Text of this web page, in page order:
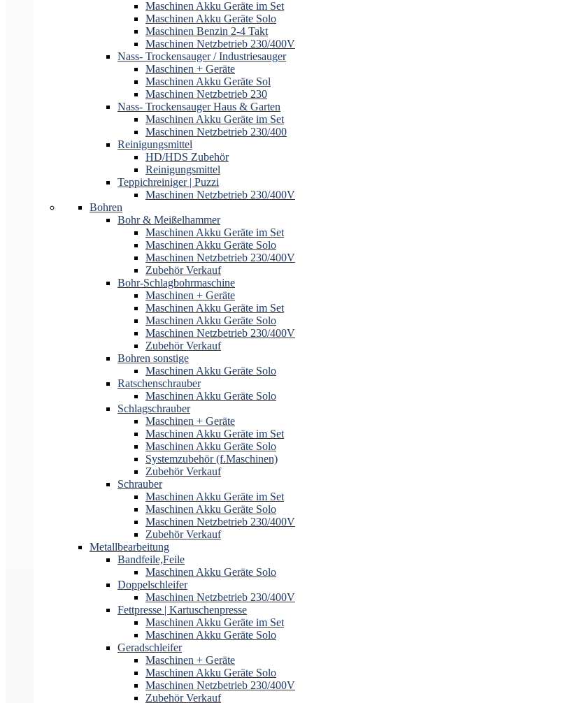
Maschinen Akku Geräte im Set
Maschinen Akku Geräte Solo
Maschinen Benzin 2-4 Takt
Maschinen Netzbetrieb 230/400V
Nass- Trockensauger / Industriesauger
Maschinen + Geräte
Maschinen Akku Geräte Sol
Maschinen Netzbetrieb 230
Nass- Trockensauger Haus & Garten
Maschinen Akku Geräte im Set
Maschinen Netzbetrieb 230/400
Reinigungsmittel
HD/HDS Zubehör
Reinigungsmittel
Teppichreiniger | Puzzi
Maschinen Netzbetrieb 230/400V
Bohren
Bohr & Meißelhammer
Maschinen Akku Geräte im Set
Maschinen Akku Geräte Solo
Maschinen Netzbetrieb 230/400V
Zubehör Verkauf
Bohr-Schlagbohrmaschine
Maschinen + Geräte
Maschinen Akku Geräte im Set
Maschinen Akku Geräte Solo
Maschinen Netzbetrieb 230/400V
Zubehör Verkauf
Bohren sonstige
Maschinen Akku Geräte Solo
Ratschenschrauber
Maschinen Akku Geräte Solo
Schlagschrauber
Maschinen + Geräte
Maschinen Akku Geräte im Set
Maschinen Akku Geräte Solo
Systemzubehör (f.Maschinen)
Zubehör Verkauf
Schrauber
Maschinen Akku Geräte im Set
Maschinen Akku Geräte Solo
Maschinen Netzbetrieb 230/400V
Zubehör Verkauf
Metallbearbeitung
Bandfeile,Feile
Maschinen Akku Geräte Solo
Doppelschleifer
Maschinen Netzbetrieb 230/400V
Fettpresse | Kartuschenpresse
Maschinen Akku Geräte im Set
Maschinen Akku Geräte Solo
Geradschleifer
Maschinen + Geräte
Maschinen Akku Geräte Solo
Maschinen Netzbetrieb 230/400V
Zubehör Verkauf